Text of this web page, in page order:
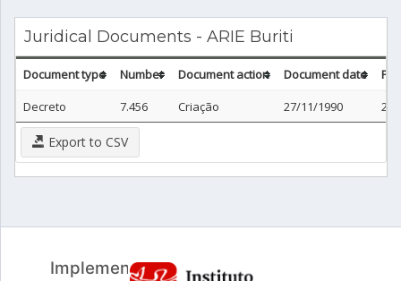
Juridical Documents - ARIE Buriti
Document type Number Document action Document date
Decreto
7.456 Criação 27/11/1990 28/
Export to CSV